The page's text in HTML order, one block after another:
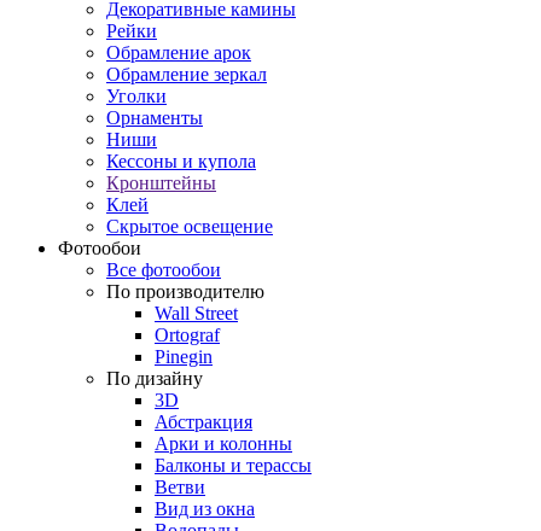
Декоративные камины
Рейки
Обрамление арок
Обрамление зеркал
Уголки
Орнаменты
Ниши
Кессоны и купола
Кронштейны
Клей
Скрытое освещение
Фотообои
Все фотообои
По производителю
Wall Street
Ortograf
Pinegin
По дизайну
3D
Абстракция
Арки и колонны
Балконы и терассы
Ветви
Вид из окна